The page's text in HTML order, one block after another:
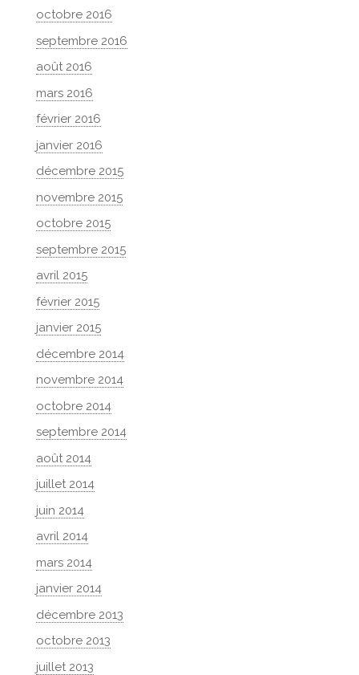
octobre 2016
septembre 2016
août 2016
mars 2016
février 2016
janvier 2016
décembre 2015
novembre 2015
octobre 2015
septembre 2015
avril 2015
février 2015
janvier 2015
décembre 2014
novembre 2014
octobre 2014
septembre 2014
août 2014
juillet 2014
juin 2014
avril 2014
mars 2014
janvier 2014
décembre 2013
octobre 2013
juillet 2013